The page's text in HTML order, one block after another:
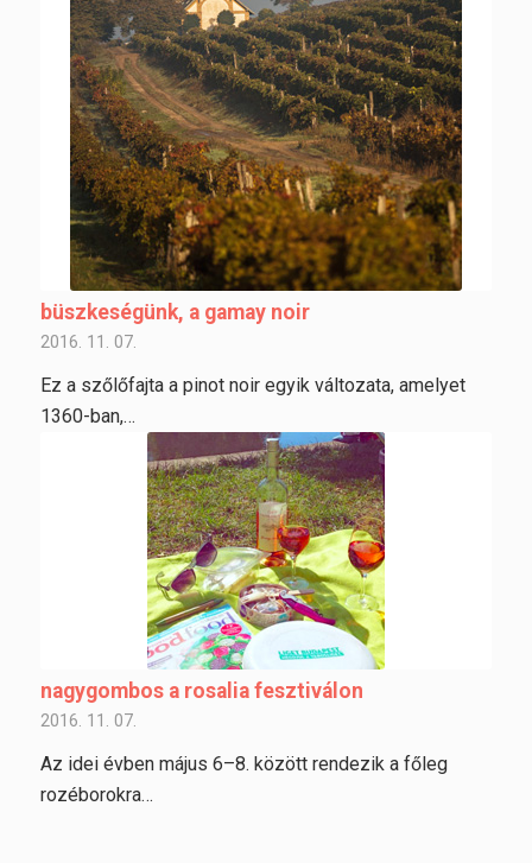
büszkeségünk, a gamay noir
2016. 11. 07.
Ez a szőlőfajta a pinot noir egyik változata, amelyet
1360-ban,…
nagygombos a rosalia fesztiválon
2016. 11. 07.
Az idei évben május 6–8. között rendezik a főleg
rozéborokra…